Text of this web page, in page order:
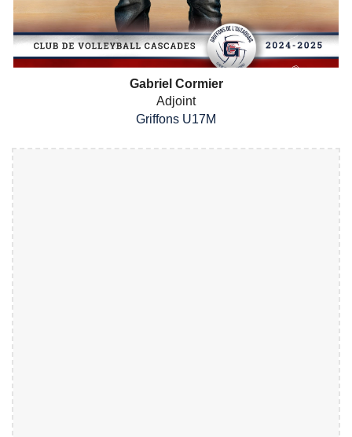
Gabriel Cormier
Adjoint
Griffons U17M